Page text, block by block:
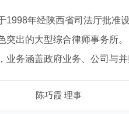
1998年经陕西省司法厅批准
突出的大型综合律师事务
业务涵盖政府业务、公司与
陈巧霞 理事